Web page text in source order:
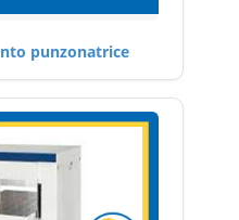
punzonatrice